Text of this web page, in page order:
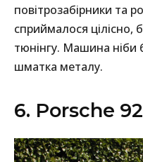
повітрозабірники та
сприймалося цілісно,
тюнінгу. Машина ніби
шматка металу.
6. Porsche